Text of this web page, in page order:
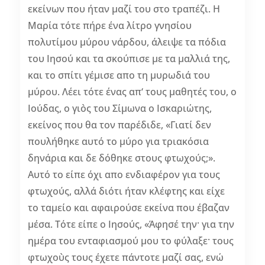
εκείνων που ήταν μαζί του στο τραπέζι. Η
Μαρία τότε πήρε ένα λίτρο γνησίου
πολυτίμου μύρου νάρδου, άλειψε τα πόδια
του Ιησού και τα σκούπισε με τα μαλλιά της,
και το σπίτι γέμισε απο τη μυρωδιά του
μύρου. Λέει τότε ένας απ‘ τους μαθητές του, ο
Ιούδας, ο γιὸς του Σίμωνα ο Ισκαριώτης,
εκείνος που θα τον παρέδιδε, «Γιατί δεν
πουλήθηκε αυτό το μύρο για τριακόσια
δηνάρια και δε δόθηκε στους φτωχούς;».
Αυτό το είπε όχι απο ενδιαφέρον για τους
φτωχούς, αλλά διότι ήταν κλέφτης και είχε
το ταμείο και αφαιρούσε εκείνα που έβαζαν
μέσα. Τότε είπε ο Ιησούς, «Άφησέ την· για την
ημέρα του ενταφιασμού μου το φύλαξε· τους
φτωχοὺς τους έχετε πάντοτε μαζί σας, ενώ